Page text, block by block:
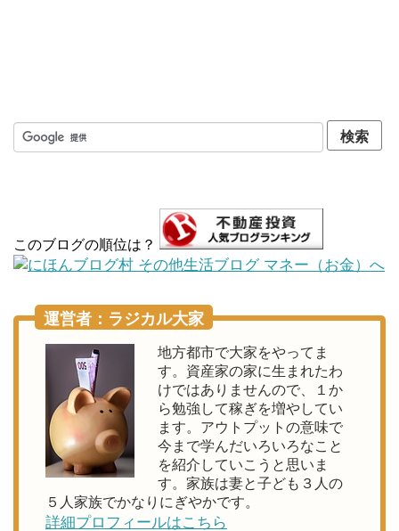
このブログの順位は？
運営者：ラジカル大家
地方都市で大家をやってま
す。資産家の家に生まれたわ
けではありませんので、１か
ら勉強して稼ぎを増やしてい
ます。アウトプットの意味で
今まで学んだいろいろなこと
を紹介していこうと思いま
す。家族は妻と子ども３人の
５人家族でかなりにぎやかです。
詳細プロフィールはこちら